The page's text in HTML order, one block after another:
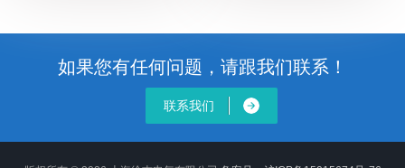
如果您有任何问题，请跟我们联系！
联系我们